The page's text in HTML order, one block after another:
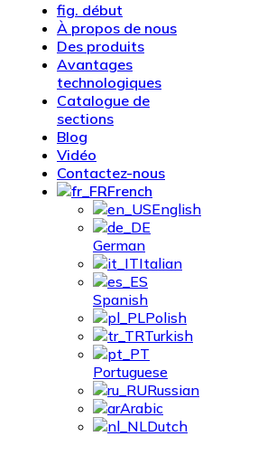
fig. début
À propos de nous
Des produits
Avantages
technologiques
Catalogue de
sections
Blog
Vidéo
Contactez-nous
French
English
German
Italian
Spanish
Polish
Turkish
Portuguese
Russian
Arabic
Dutch